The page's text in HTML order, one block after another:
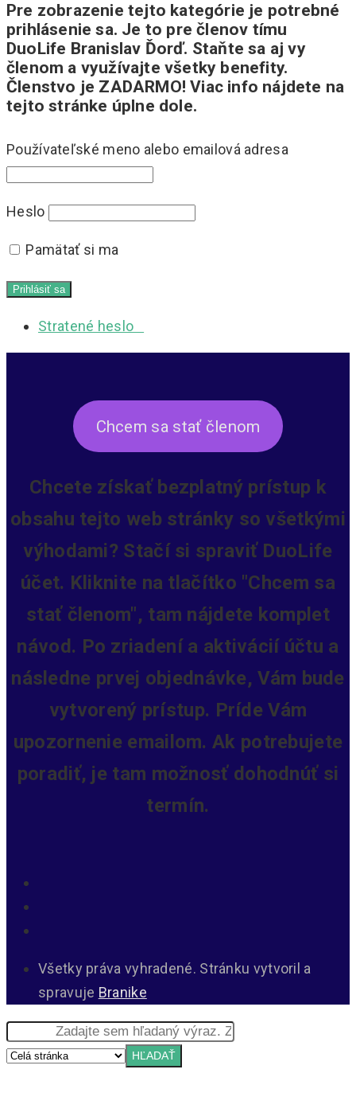
Pre zobrazenie tejto kategórie je potrebné
prihlásenie sa. Je to pre členov tímu
DuoLife Branislav Ďorď. Staňte sa aj vy
členom a využívajte všetky benefity.
Členstvo je ZADARMO! Viac info nájdete na
tejto stránke úplne dole.
Používateľské meno alebo emailová adresa
Heslo
Pamätať si ma
Stratené heslo
Chcem sa stať členom
Chcete získať bezplatný prístup k
obsahu tejto web stránky so všetkými
výhodami? Stačí si spraviť DuoLife
účet. Kliknite na tlačítko "Chcem sa
stať členom", tam nájdete komplet
návod. Po zriadení a aktivácií účtu a
následne prvej objednávke, Vám bude
vytvorený prístup. Príde Vám
upozornenie emailom. Ak potrebujete
poradiť, je tam možnosť dohodnúť si
termín.
Všetky práva vyhradené. Stránku vytvoril a
spravuje Branike